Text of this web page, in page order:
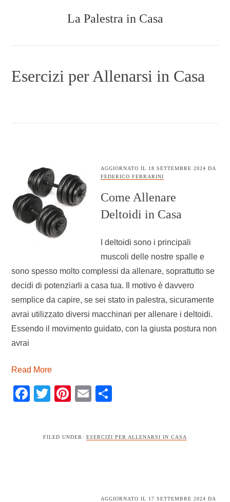
La Palestra in Casa
IN
Esercizi per Allenarsi in Casa
AGGIORNATO IL 18 SETTEMBRE 2024 DA
FEDERICO FERRARINI
Come Allenare
Deltoidi in Casa
I deltoidi sono i principali
muscoli delle nostre spalle e
sono spesso molto complessi da allenare, soprattutto se
decidi di potenziarli a casa tua. Il motivo è davvero
semplice da capire, se sei stato in palestra, sicuramente
avrai utilizzato diversi macchinari per allenare i deltoidi.
Essendo il movimento guidato, con la giusta postura non
avrai
Read More
Facebook
TwitterPinterest
Email
FILED UNDER: ESERCIZI PER ALLENARSI IN CASA
AGGIORNATO IL 17 SETTEMBRE 2024 DA